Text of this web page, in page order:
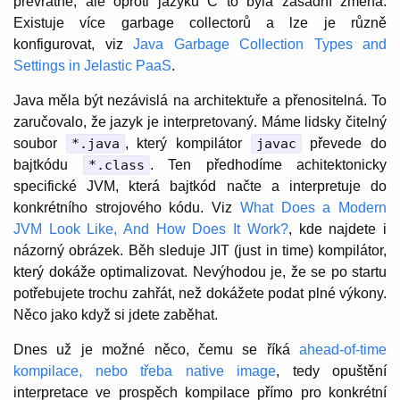
Existuje více garbage collectorů a lze je různě
konfigurovat, viz Java Garbage Collection Types and
Settings in Jelastic PaaS.
Java měla být nezávislá na architektuře a přenositelná. To
zaručovalo, že jazyk je interpretovaný. Máme lidsky čitelný
soubor
*.java , který kompilátor javac
převede do
bajtkódu
*.class . Ten předhodíme achitektonicky
specifické JVM, která bajtkód načte a interpretuje do
konkrétního strojového kódu. Viz What Does a Modern
JVM Look Like, And How Does It Work?, kde najdete i
názorný obrázek. Běh sleduje JIT (just in time) kompilátor,
který dokáže optimalizovat. Nevýhodou je, že se po startu
potřebujete trochu zahřát, než dokážete podat plné výkony.
Něco jako když si jdete zaběhat.
Dnes už je možné něco, čemu se říká ahead-of-time
kompilace, nebo třeba native image, tedy opuštění
interpretace ve prospěch kompilace přímo pro konkrétní